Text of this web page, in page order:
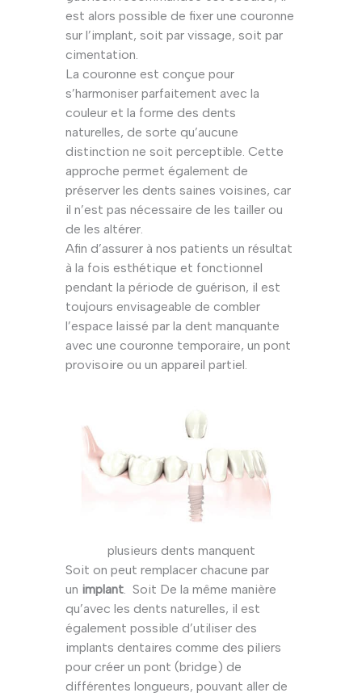
est alors possible de fixer une couronne
sur l’implant, soit par vissage, soit par
cimentation.
La couronne est conçue pour
s’harmoniser parfaitement avec la
couleur et la forme des dents
naturelles, de sorte qu’aucune
distinction ne soit perceptible. Cette
approche permet également de
préserver les dents saines voisines, car
il n’est pas nécessaire de les tailler ou
de les altérer.
Afin d’assurer à nos patients un résultat
à la fois esthétique et fonctionnel
pendant la période de guérison, il est
toujours envisageable de combler
l’espace laissé par la dent manquante
avec une couronne temporaire, un pont
provisoire ou un appareil partiel.
plusieurs dents manquent
Soit on peut remplacer chacune par
un implant. Soit De la même manière
qu’avec les dents naturelles, il est
également possible d’utiliser des
implants dentaires comme des piliers
pour créer un pont (bridge) de
différentes longueurs, pouvant aller de